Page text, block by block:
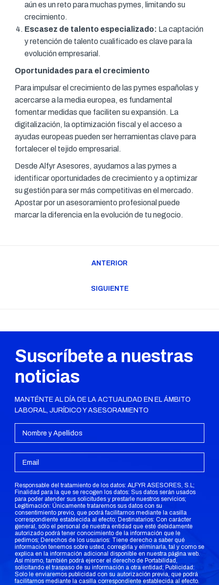
aún es un reto para muchas pymes, limitando su
crecimiento.
Escasez de talento especializado: La captación
y retención de talento cualificado es clave para la
evolución empresarial.
Oportunidades para el crecimiento
Para impulsar el crecimiento de las pymes españolas y
acercarse a la media europea, es fundamental
fomentar medidas que faciliten su expansión. La
digitalización, la optimización fiscal y el acceso a
ayudas europeas pueden ser herramientas clave para
fortalecer el tejido empresarial.
Desde Alfyr Asesores, ayudamos a las pymes a
identificar oportunidades de crecimiento y a optimizar
su gestión para ser más competitivas en el mercado.
Apostar por un asesoramiento profesional puede
marcar la diferencia en la evolución de tu negocio.
ANTERIOR
SIGUIENTE
Suscríbete a nuestras
noticias
MANTÉNTE AL DÍA DE LA ACTUALIDAD EN EL ÁMBITO
LABORAL, JURÍDICO Y ASESORAMIENTO
Responsable del tratamiento de los datos: ALFYR ASESORES, S.L;
Finalidad para la que se recogen los datos: Sus datos serán usados
para poder atender sus solicitudes y prestarle nuestros servicios;
Legitimación: Únicamente trataremos sus datos con su
consentimiento previo, que podrá facilitarnos mediante la casilla
correspondiente establecida al efecto; Destinatarios: Con carácter
general, sólo el personal de nuestra entidad que esté debidamente
autorizado podrá tener conocimiento de la información que le
pedimos; Derechos de los usuarios: Tiene derecho a saber qué
información tenemos sobre usted, corregirla y eliminarla, tal y como se
explica en la información adicional disponible en nuestra página web.
Así mismo, también podrá ejercer el derecho de Portabilidad,
solicitando el traspaso de su información a otra entidad; Publicidad:
Solo le enviaremos publicidad con su autorización previa, que podrá
facilitarnos mediante la casilla correspondiente establecida al efecto.